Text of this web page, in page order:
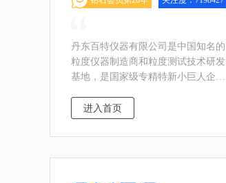
丹东百特仪器有限公司是中国知名的
粒度仪器制造商和粒度测试技术研发
基地，是国家级专精特新小巨人企
企业、辽宁省守合同重信誉企业、中
国颗粒学会常务理事单位和测试专业
委员会副主
进入首页